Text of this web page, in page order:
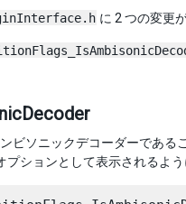
に 2 つの変更
ビソニックデコーダーである
ションとして表示されるよう